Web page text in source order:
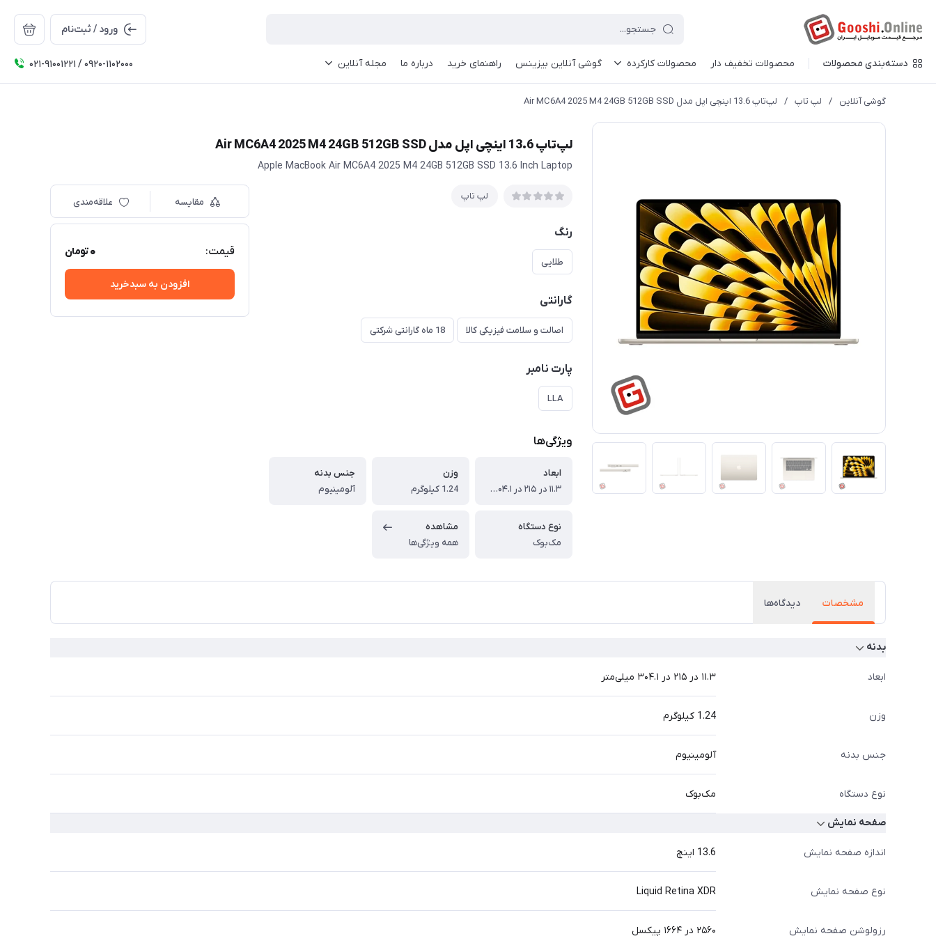
ورود / ثبت‌نام
دسته‌بندی محصولات محصولات تخفیف دار محصولات کارکرده گوشی آنلاین بیزینس راهنمای خرید درباره ما مجله آنلاین ۰۲۱-91001221 / 0920-1102000
گوشی آنلاین / لپ تاپ / لپ‌تاپ 13.6 اینچی اپل مدل Air MC6A4 2025 M4 24GB 512GB SSD
لپ‌تاپ 13.6 اینچی اپل مدل Air MC6A4 2025 M4 24GB 512GB SSD
Apple MacBook Air MC6A4 2025 M4 24GB 512GB SSD 13.6 Inch Laptop
لپ تاپ
رنگ
طلایی
گارانتی
اصالت و سلامت فیزیکی کالا 18 ماه گارانتی شرکتی
پارت نامبر
LLA
ویژگی‌ها
ابعاد
۱۱.۳ در ۲۱۵ در ۳۰۴.۱ میلی‌‌متر
وزن
1.24 کیلوگرم
جنس بدنه
آلومینیوم
نوع دستگاه
مک‌بوک
مشاهده
همه ویژگی‌ها
مقایسه علاقه‌مندی
قیمت: 0تومان
افزودن به سبدخرید
مشخصات دیدگاه‌ها
بدنه
ابعاد ۱۱.۳ در ۲۱۵ در ۳۰۴.۱ میلی‌‌متر
وزن 1.24 کیلوگرم
جنس بدنه آلومینیوم
نوع دستگاه مک‌بوک
صفحه نمایش
اندازه صفحه نمایش 13.6 اینچ
نوع صفحه نمایش Liquid Retina XDR
رزولوشن صفحه نمایش ۲۵۶۰ در ۱۶۶۴ پیکسل